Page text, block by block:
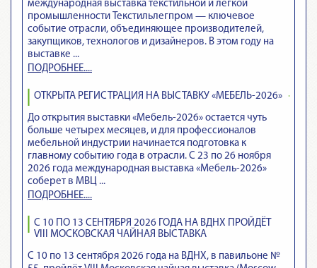
международная выставка текстильной и легкой
промышленности Текстильлегпром — ключевое
событие отрасли, объединяющее производителей,
закупщиков, технологов и дизайнеров. В этом году на
выставке ...
ПОДРОБНЕЕ....
ОТКРЫТА РЕГИСТРАЦИЯ НА ВЫСТАВКУ «МЕБЕЛЬ-2026»
До открытия выставки «Мебель-2026» остается чуть
больше четырех месяцев, и для профессионалов
мебельной индустрии начинается подготовка к
главному событию года в отрасли. С 23 по 26 ноября
2026 года международная выставка «Мебель-2026»
соберет в МВЦ ...
ПОДРОБНЕЕ....
С 10 ПО 13 СЕНТЯБРЯ 2026 ГОДА НА ВДНХ ПРОЙДЁТ
VIII МОСКОВСКАЯ ЧАЙНАЯ ВЫСТАВКА
С 10 по 13 сентября 2026 года на ВДНХ, в павильоне №